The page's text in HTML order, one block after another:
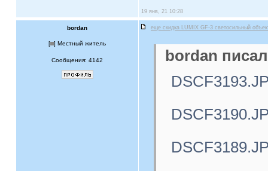
19 янв, 21 10:28
bordan еще скидка LUMIX GF-3 светосильный
[ ] Местный житель
Сообщения: 4142
bordan